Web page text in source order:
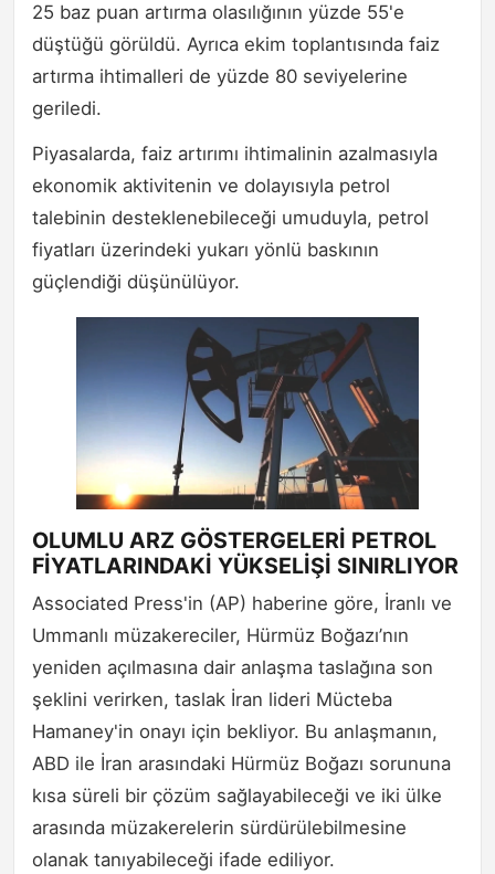
25 baz puan artırma olasılığının yüzde 55'e
düştüğü görüldü. Ayrıca ekim toplantısında faiz
artırma ihtimalleri de yüzde 80 seviyelerine
geriledi.
Piyasalarda, faiz artırımı ihtimalinin azalmasıyla
ekonomik aktivitenin ve dolayısıyla petrol
talebinin desteklenebileceği umuduyla, petrol
fiyatları üzerindeki yukarı yönlü baskının
güçlendiği düşünülüyor.
OLUMLU ARZ GÖSTERGELERİ PETROL
FİYATLARINDAKİ YÜKSELİŞİ SINIRLIYOR
Associated Press'in (AP) haberine göre, İranlı ve
Ummanlı müzakereciler, Hürmüz Boğazı’nın
yeniden açılmasına dair anlaşma taslağına son
şeklini verirken, taslak İran lideri Mücteba
Hamaney'in onayı için bekliyor. Bu anlaşmanın,
ABD ile İran arasındaki Hürmüz Boğazı sorununa
kısa süreli bir çözüm sağlayabileceği ve iki ülke
arasında müzakerelerin sürdürülebilmesine
olanak tanıyabileceği ifade ediliyor.